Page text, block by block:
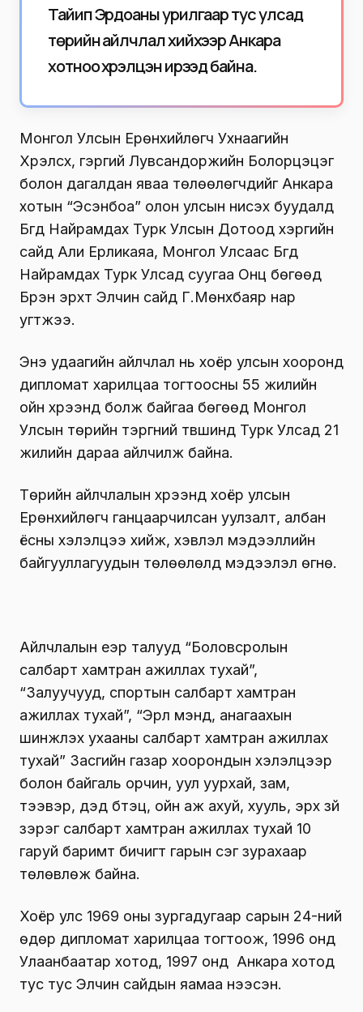
Тайип Эрдоаны урилгаар тус улсад
төрийн айлчлал хийхээр Анкара
хотноо хүрэлцэн ирээд байна.
Монгол Улсын Ерөнхийлөгч Ухнаагийн
Хүрэлсүх, гэргий Лувсандоржийн Болорцэцэг
болон дагалдан яваа төлөөлөгчдийг Анкара
хотын “Эсэнбоа” олон улсын нисэх буудалд
Бүгд Найрамдах Турк Улсын Дотоод хэргийн
сайд Али Ерликаяа, Монгол Улсаас Бүгд
Найрамдах Турк Улсад суугаа Онц бөгөөд
Бүрэн эрхт Элчин сайд Г.Мөнхбаяр нар
угтжээ.
Энэ удаагийн айлчлал нь хоёр улсын хооронд
дипломат харилцаа тогтоосны 55 жилийн
ойн хүрээнд болж байгаа бөгөөд Монгол
Улсын төрийн тэргүүний түвшинд Турк Улсад 21
жилийн дараа айлчилж байна.
Төрийн айлчлалын хүрээнд хоёр улсын
Ерөнхийлөгч ганцаарчилсан уулзалт, албан
ёсны хэлэлцээ хийж, хэвлэл мэдээллийн
байгууллагуудын төлөөлөлд мэдээлэл өгнө.
Айлчлалын үеэр талууд “Боловсролын
салбарт хамтран ажиллах тухай”,
“Залуучууд, спортын салбарт хамтран
ажиллах тухай”, “Эрүүл мэнд, анагаахын
шинжлэх ухааны салбарт хамтран ажиллах
тухай” Засгийн газар хоорондын хэлэлцээр
болон байгаль орчин, уул уурхай, зам,
тээвэр, дэд бүтэц, ойн аж ахуй, хууль, эрх зүй
зэрэг салбарт хамтран ажиллах тухай 10
гаруй баримт бичигт гарын үсэг зурахаар
төлөвлөж байна.
Хоёр улс 1969 оны зургадугаар сарын 24-ний
өдөр дипломат харилцаа тогтоож, 1996 онд
Улаанбаатар хотод, 1997 онд Анкара хотод
тус тус Элчин сайдын яамаа нээсэн.